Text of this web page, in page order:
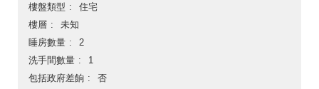
樓盤類型
住宅
樓層
未知
睡房數量
2
洗手間數量
1
包括政府差餉
否